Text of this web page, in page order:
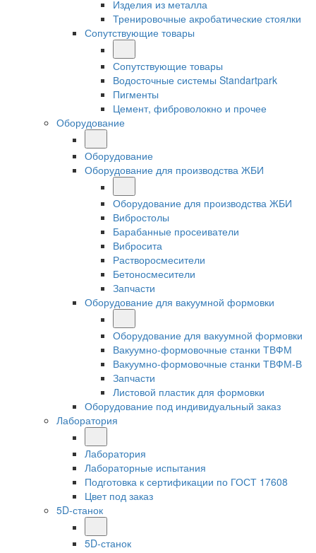
Изделия из металла
Тренировочные акробатические стоялки
Сопутствующие товары
Сопутствующие товары
Водосточные системы Standartpark
Пигменты
Цемент, фиброволокно и прочее
Оборудование
Оборудование
Оборудование для производства ЖБИ
Оборудование для производства ЖБИ
Вибростолы
Барабанные просеиватели
Вибросита
Растворосмесители
Бетоносмесители
Запчасти
Оборудование для вакуумной формовки
Оборудование для вакуумной формовки
Вакуумно-формовочные станки ТВФМ
Вакуумно-формовочные станки ТВФМ-В
Запчасти
Листовой пластик для формовки
Оборудование под индивидуальный заказ
Лаборатория
Лаборатория
Лабораторные испытания
Подготовка к сертификации по ГОСТ 17608
Цвет под заказ
5D-станок
5D-станок